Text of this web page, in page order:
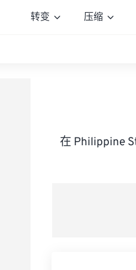
转变 压缩
在 Philippine